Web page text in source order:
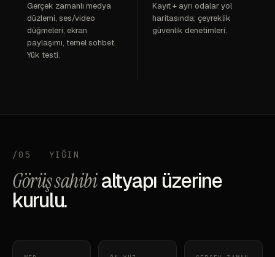
Gerçek zamanlı medya
düzlemi, ses/video
düğmeleri, ekran
paylaşımı, temel sohbet.
Yük testi.
Kayıt + ayrı odalar yol
haritasında; çeyreklik
güvenlik denetimleri.
/05 YIĞIN
Görüş sahibialtyapı üzerine
kurulu.